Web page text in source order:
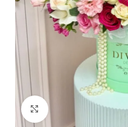
Clic para ampliar